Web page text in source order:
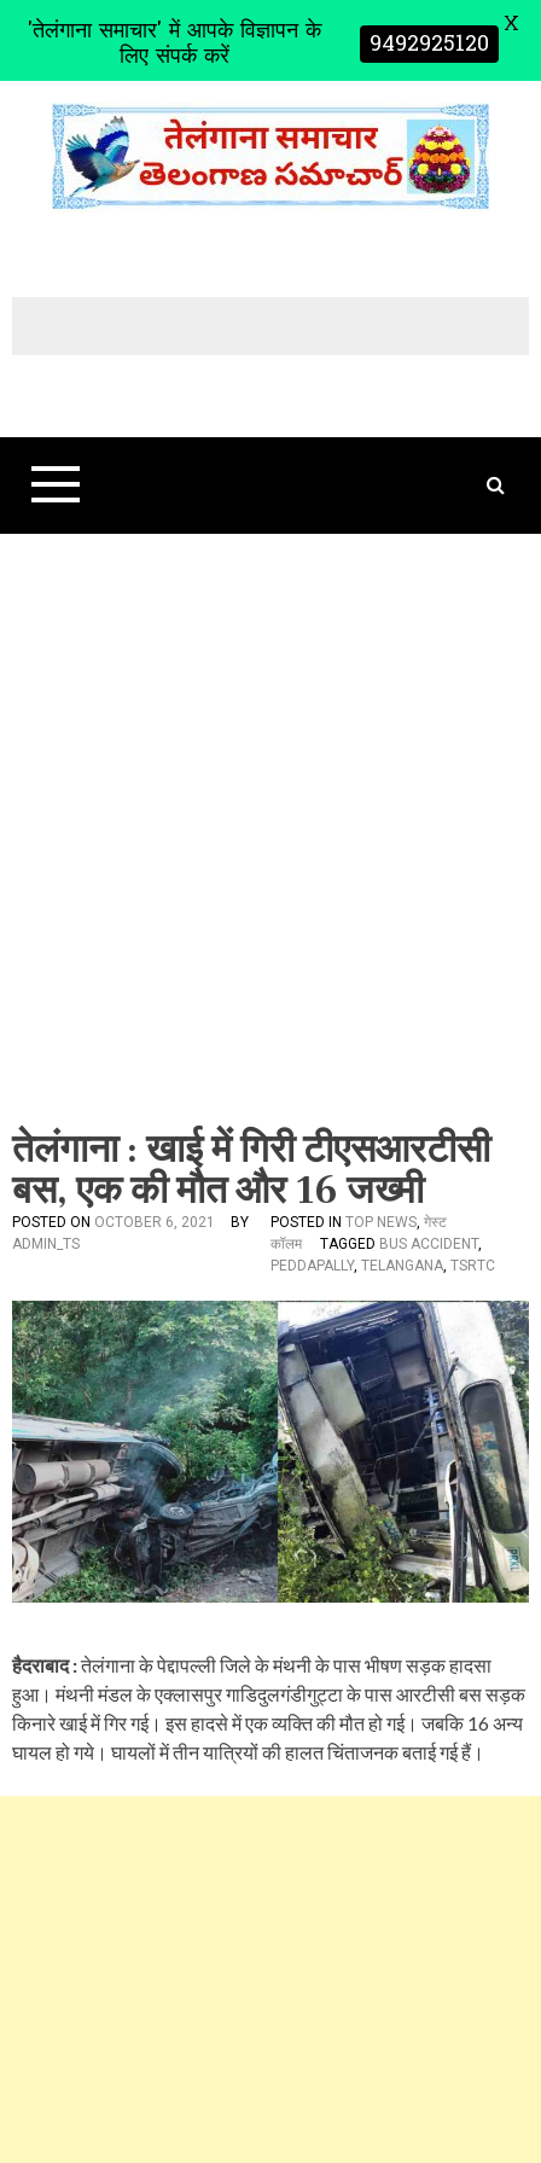
t
तेलंगाना : खाई में गिरी टीएसआरटीसी
बस, एक की मौत और 16 जख्मी
POSTED ON OCTOBER 6, 2021
BY
ADMIN_TS
POSTED IN TOP NEWS, गेस्ट
कॉलम
TAGGED BUS ACCIDENT,
PEDDAPALLY, TELANGANA, TSRTC
हैदराबाद :तेलंगाना के पेद्दापल्ली जिले के मंथनी के पास भीषण सड़क हादसा
हुआ। मंथनी मंडल के एक्लासपुर गाडिदुलगंडीगुट्टा के पास आरटीसी बस सड़क
किनारे खाई में गिर गई। इस हादसे में एक व्यक्ति की मौत हो गई। जबकि 16 अन्य
घायल हो गये। घायलों में तीन यात्रियों की हालत चिंताजनक बताई गई हैं।
'तेलंगाना समाचार' में आपके विज्ञापन के
लिए संपर्क करें 9492925120 X